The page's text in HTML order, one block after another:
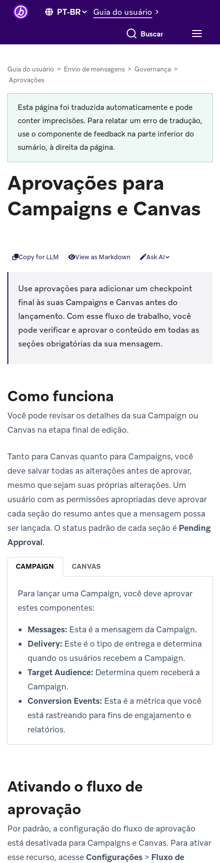
Guia do usuário
Buscar tudo
Guia do usuário > Envio de mensagens > Governança >
Aprovações
Esta página foi traduzida automaticamente e pode
conter imprecisões. Para relatar um erro de tradução,
use o componente de feedback na parte inferior do
sumário, à direita da página.
Aprovações para
Campaigns e Canvas
Copy for LLM View as Markdown Ask AI
Use aprovações para adicionar um checkpoint
final às suas Campaigns e Canvas antes do
lançamento. Com esse fluxo de trabalho, você
pode verificar e aprovar o conteúdo em todas as
seções obrigatórias da sua mensagem.
Como funciona
Você pode revisar os detalhes da sua Campaign ou
Canvas na etapa final de edição.
Tanto para Canvas quanto para Campaigns, você
deve salvar todas as alterações antes de aprovar,
mesmo que sejam suas próprias alterações. Um
usuário com as permissões apropriadas deve aprovar
cada seção do resumo antes que a mensagem possa
ser lançada. O status padrão de cada seção é Pending
Approval.
CAMPAIGN CANVAS
Para lançar uma Campaign, você deve aprovar
estes componentes:
Messages: Esta é a mensagem da Campaign.
Delivery: Este é o tipo de entrega e determina
quando os usuários recebem a Campaign.
Target Audience: Determina quem receberá a
Campaign.
Conversion Events: Esta é a métrica que você
está rastreando para fins de engajamento e
relatórios.
Ativando o fluxo de
aprovação
Por padrão, a configuração do fluxo de aprovação
está desativada para Campaigns e Canvas. Para ativar
esse recurso, acesseConfigurações > Fluxo de